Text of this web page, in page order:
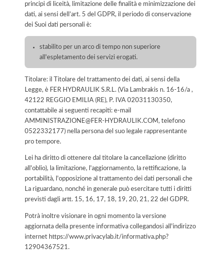
principi di liceità, limitazione delle finalità e minimizzazione dei
dati, ai sensi dell’art. 5 del GDPR, il periodo di conservazione
dei Suoi dati personali è:
stabilito per un arco di tempo non superiore
all'espletamento dei servizi erogati.
Titolare: il Titolare del trattamento dei dati, ai sensi della
Legge, è FER HYDRAULIK S.R.L. (Via Lambrakis n. 16-16/a ,
42122 REGGIO EMILIA (RE), P. IVA 02031130350,
contattabile ai seguenti recapiti: e-mail
AMMINISTRAZIONE@FER-HYDRAULIK.COM, telefono
0522332177) nella persona del suo legale rappresentante
pro tempore.
Lei ha diritto di ottenere dal titolare la cancellazione (diritto
all'oblio), la limitazione, l'aggiornamento, la rettificazione, la
portabilità, l'opposizione al trattamento dei dati personali che
La riguardano, nonché in generale può esercitare tutti i diritti
previsti dagli artt. 15, 16, 17, 18, 19, 20, 21, 22 del GDPR.
Potrà inoltre visionare in ogni momento la versione
aggiornata della presente informativa collegandosi all'indirizzo
internet https://www.privacylab.it/informativa.php?
12904367521 .